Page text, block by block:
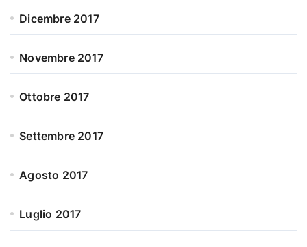
Dicembre 2017
Novembre 2017
Ottobre 2017
Settembre 2017
Agosto 2017
Luglio 2017